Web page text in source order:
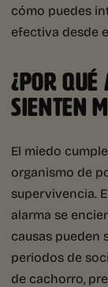
cómo puedes
efectiva desde
¿POR QUÉ
SIENTEN
El miedo
organismo de
supervivencia.
alarma se
causas pueden
periodos de
de cachorro,